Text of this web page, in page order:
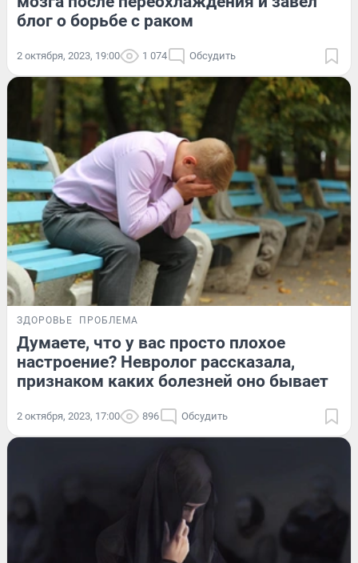
блог о борьбе с раком
2 октября, 2023, 19:00 1 074 Обсудить
ЗДОРОВЬЕ ПРОБЛЕМА
Думаете, что у вас просто плохое
настроение? Невролог рассказала,
признаком каких болезней оно бывает
2 октября, 2023, 17:00 896 Обсудить